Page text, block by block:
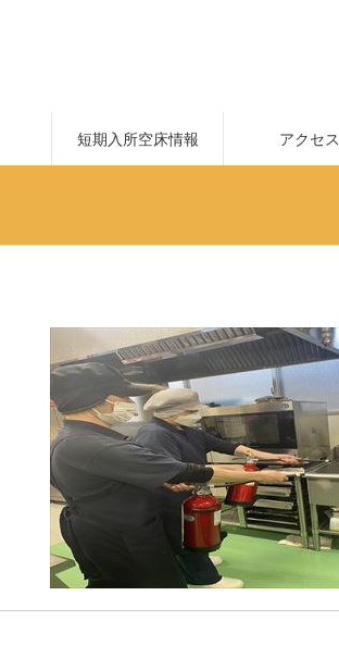
短期入所空床情報 アクセス